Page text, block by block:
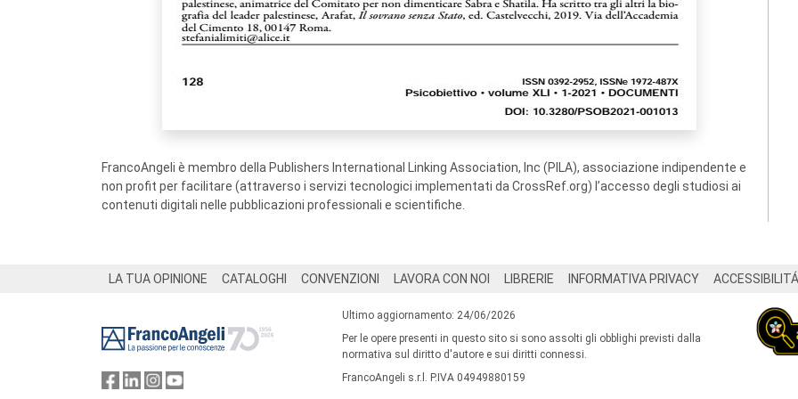
FrancoAngeli è membro della Publishers International Linking Association, Inc (PILA), associazione indipendente e
non profit per facilitare (attraverso i servizi tecnologici implementati da CrossRef.org) l’accesso degli studiosi ai
contenuti digitali nelle pubblicazioni professionali e scientifiche.
LA TUA OPINIONE CATALOGHI CONVENZIONI LAVORA CON NOI LIBRERIE INFORMATIVA PRIVACY ACCESSIBILITÁ
Ultimo aggiornamento: 24/06/2026
Per le opere presenti in questo sito si sono assolti gli obblighi previsti dalla
normativa sul diritto d'autore e sui diritti connessi.
FrancoAngeli s.r.l. P.IVA 04949880159